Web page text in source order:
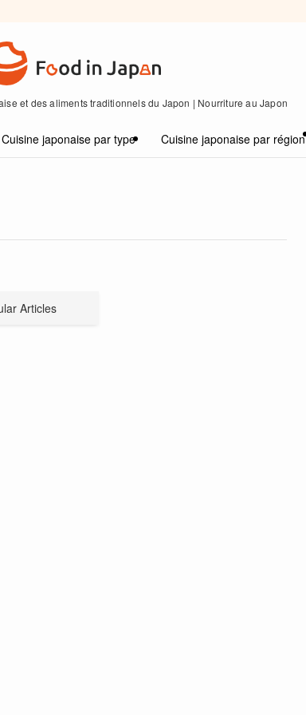
et des aliments traditionnels du Japon | Nourriture au Japon
Cuisine japonaise par type Cuisine japonaise par région
Articles